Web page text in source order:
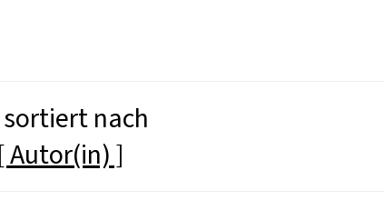
nach
[ Autor(in) ]